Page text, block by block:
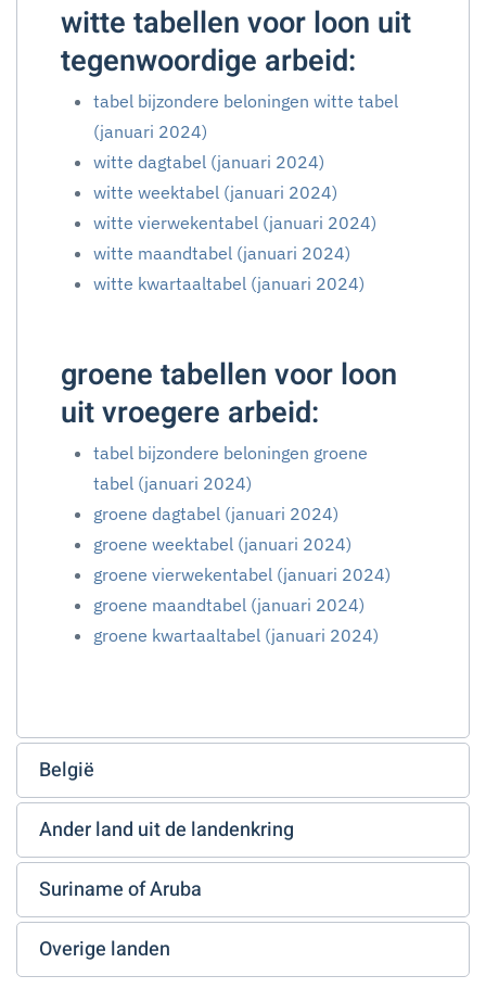
witte tabellen voor loon uit
tegenwoordige arbeid:
tabel bijzondere beloningen witte tabel
(januari 2024)
witte dagtabel (januari 2024)
witte weektabel (januari 2024)
witte vierwekentabel (januari 2024)
witte maandtabel (januari 2024)
witte kwartaaltabel (januari 2024)
groene tabellen voor loon
uit vroegere arbeid:
tabel bijzondere beloningen groene
tabel (januari 2024)
groene dagtabel (januari 2024)
groene weektabel (januari 2024)
groene vierwekentabel (januari 2024)
groene maandtabel (januari 2024)
groene kwartaaltabel (januari 2024)
België
Ander land uit de landenkring
Suriname of Aruba
Overige landen